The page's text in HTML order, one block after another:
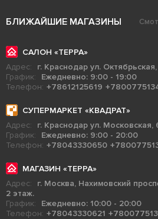
БЛИЖАЙШИЕ МАГАЗИНЫ
САЛОН «ТЕРРА»
Адрес:
г. Краснодар ул. Октябрьская,
График:
Ежедневно: 9:00 - 19:00
Телефон: +78612125619
СУПЕРМАРКЕТ «КВАДРАТ»
Адрес:
г. Краснодар ул. Московская,
График:
Ежедневно: 9:00 - 20:00
Телефон: +78043330650
МАГАЗИН «ТЕРРА»
Адрес:
г. Москва, Нахимовский
2 этаж.
График:
Ежедневно: 10:00 - 20:00
Телефон: +78043330621